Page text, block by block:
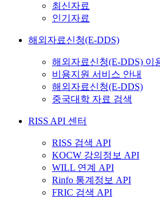
최신자료
인기자료
해외자료신청(E-DDS)
해외자료신청(E-DDS) 이
비용지원 서비스 안내
해외자료신청(E-DDS)
중국대학 자료 검색
RISS API 센터
RISS 검색 API
KOCW 강의정보 API
WILL 연계 API
Rinfo 통계정보 API
FRIC 검색 API